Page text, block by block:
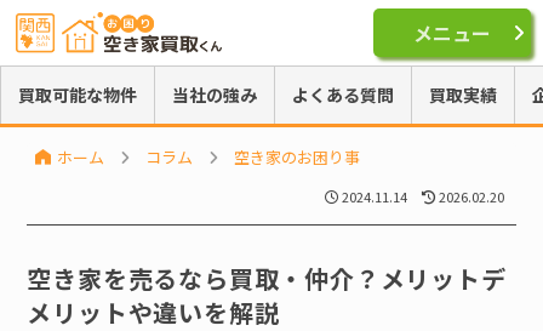
買取可能な物件 当社の強み よくある質問 買取実績
ホーム コラム 空き家のお困り事
2024.11.14 2026.02.20
空き家を売るなら買取・仲介？メリットデ
メリットや違いを解説
メニュー